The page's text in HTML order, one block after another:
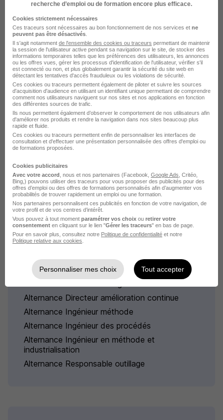
Alternance Production
Alternance par ville pour le
métier Responsable méthodes
Alternance Lesquin Responsable méthodes
Alternance Ressons-sur-Matz Responsable
méthodes
Alternance Créteil Responsable méthodes
Alternance Massieux Responsable méthodes
Parcourir toutes les alternances de Responsable
méthodes
Alternance par métiers similaires
Alternance Directeur amélioration continue
Alternance Ingénieur méthode
Alternance Ingénieur des procédés
Alternance Ingénieur en méthode et
industrialisation
Alternance Responsable outillage
recherche d’emploi ou de formation encore plus efficace.
Cookies strictement nécessaires
Ces traceurs sont nécessaires au bon fonctionnement de nos services et ne
peuvent pas être désactivés
Il s'agit notamment de l'ensemble des cookies ou traceurs permettant de maintenir
la session de l'utilisateur active pendant sa navigation sur le site, de stocker des
informations temporaires telles que les préférences des utilisateurs, les annonces
ou les offres vues, gérer les processus d'identification de l'utilisateur, vérifier s'il
est connecté ou non, et plus globalement garantir la sécurité du site web en
détectant les tentatives d'accès frauduleux ou les violations de sécurité.
Ces cookies ou traceurs permettent également de piloter et suivre les sources
d'acquisition d'audience en utilisant un identifiant unique permettant de comprendre
comment nos utilisateurs naviguent sur nos sites et nos applications en fonction
des différentes sources de trafic.
Ils nous permettent également d’observer le comportement de nos utilisateurs afin
d'améliorer nos produits et rendre la navigation dans nos sites beaucoup plus
rapide et fluide.
Ces cookies ou traceurs permettent enfin de personnaliser les interfaces de
consultation et d'effectuer une présentation personnalisée des offres d'emploi ou
de formations proposées.
Cookies publicitaires
Avec votre accord , nous et nos partenaires (Facebook, Google Ads , Critéo,
Bing,) pouvons utiliser des traceurs pour vous proposer des publicités pour des
offres d’emploi ou des offres de formations personnalisés afin d’augmenter vos
probabilités de trouver rapidement un emploi ou une formation.
Nos partenaires personnalisent ces publicités en fonction de votre navigation, de
votre profil et de vos centres d’intérêt.
Vous pouvez à tout moment paramétrer vos choix ou retirer votre
consentement en cliquant sur le lien "Gérer les traceurs" en bas de page.
Pour en savoir plus, consultez notre Politique de confidentialité et notre
Politique relative aux cookies
Personnaliser mes choix Tout accepter